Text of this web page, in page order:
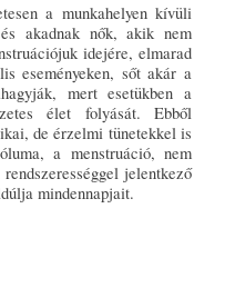
a munkahelyen kívüli
akadnak nők, akik nem
idejére, elmarad
eseményeken, sőt akár a
mert esetükben a
élet folyását. Ebből
de érzelmi tünetekkel is
a menstruáció, nem
jelentkező
mindennapjait.